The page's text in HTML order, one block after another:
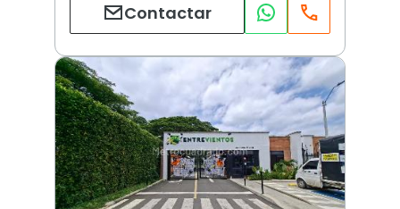
Contactar